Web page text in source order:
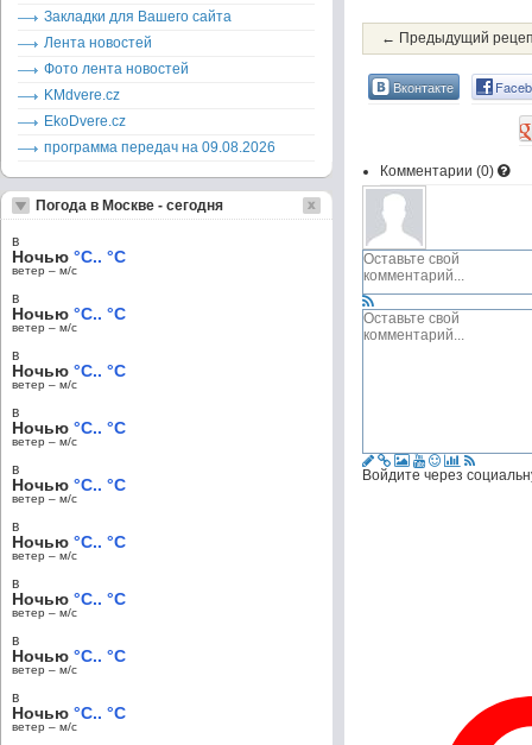
← Предыдущий
Вконтакте
Комментарии (0)
Войдите через
Закладки для Вашего сайта
Лента новостей
Фото лента новостей
KMdvere.cz
EkoDvere.cz
программа передач на 09.08.2026
Погода в Москве - сегодня
в
Ночью °C.. °C
ветер – м/c
в
Ночью °C.. °C
ветер – м/c
в
Ночью °C.. °C
ветер – м/c
в
Ночью °C.. °C
ветер – м/c
в
Ночью °C.. °C
ветер – м/c
в
Ночью °C.. °C
ветер – м/c
в
Ночью °C.. °C
ветер – м/c
в
Ночью °C.. °C
ветер – м/c
в
Ночью °C.. °C
ветер – м/c